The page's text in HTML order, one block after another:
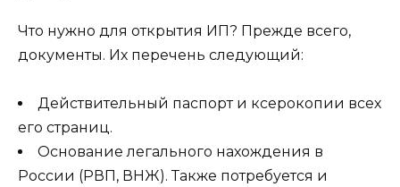
Что нужно для открытия ИП? Прежде всего,
документы. Их перечень следующий:
Действительный паспорт и ксерокопии всех
его страниц.
Основание легального нахождения в
России (РВП, ВНЖ). Также потребуется и